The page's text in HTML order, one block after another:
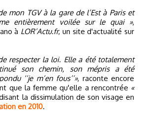
mon TGV à la gare de l’Est à Paris et
entièrement voilée sur le quai »,
à LOR’Actu.fr, un site d'actualité sur
respecter la loi. Elle a été totalement
son chemin, son mépris a été
‘’je m’en fous’’», raconte encore
que la femme qu'elle a rencontrée «
la dissimulation de son visage en
en 2010.